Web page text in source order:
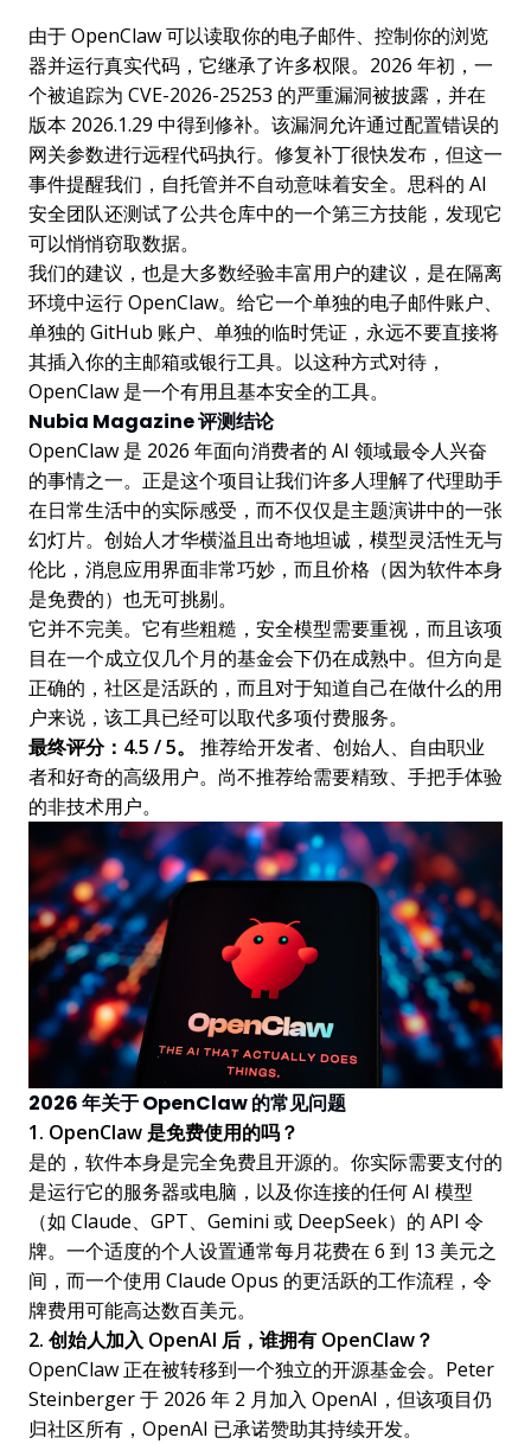
由于 OpenClaw 可以读取你的电子邮件、控制你的浏览
器并运行真实代码，它继承了许多权限。2026 年初，一
个被追踪为 CVE-2026-25253 的严重漏洞被披露，并在
版本 2026.1.29 中得到修补。该漏洞允许通过配置错误的
网关参数进行远程代码执行。修复补丁很快发布，但这一
事件提醒我们，自托管并不自动意味着安全。思科的 AI
安全团队还测试了公共仓库中的一个第三方技能，发现它
可以悄悄窃取数据。
我们的建议，也是大多数经验丰富用户的建议，是在隔离
环境中运行 OpenClaw。给它一个单独的电子邮件账户、
单独的 GitHub 账户、单独的临时凭证，永远不要直接将
其插入你的主邮箱或银行工具。以这种方式对待，
OpenClaw 是一个有用且基本安全的工具。
Nubia Magazine 评测结论
OpenClaw 是 2026 年面向消费者的 AI 领域最令人兴奋
的事情之一。正是这个项目让我们许多人理解了代理助手
在日常生活中的实际感受，而不仅仅是主题演讲中的一张
幻灯片。创始人才华横溢且出奇地坦诚，模型灵活性无与
伦比，消息应用界面非常巧妙，而且价格（因为软件本身
是免费的）也无可挑剔。
它并不完美。它有些粗糙，安全模型需要重视，而且该项
目在一个成立仅几个月的基金会下仍在成熟中。但方向是
正确的，社区是活跃的，而且对于知道自己在做什么的用
户来说，该工具已经可以取代多项付费服务。
最终评分：4.5 / 5。
推荐给开发者、创始人、自由职业
者和好奇的高级用户。尚不推荐给需要精致、手把手体验
的非技术用户。
2026 年关于 OpenClaw 的常见问题
1. OpenClaw 是免费使用的吗？
是的，软件本身是完全免费且开源的。你实际需要支付的
是运行它的服务器或电脑，以及你连接的任何 AI 模型
（如 Claude、GPT、Gemini 或 DeepSeek）的 API 令
牌。一个适度的个人设置通常每月花费在 6 到 13 美元之
间，而一个使用 Claude Opus 的更活跃的工作流程，令
牌费用可能高达数百美元。
2. 创始人加入 OpenAI 后，谁拥有 OpenClaw？
OpenClaw 正在被转移到一个独立的开源基金会。Peter
Steinberger 于 2026 年 2 月加入 OpenAI，但该项目仍
归社区所有，OpenAI 已承诺赞助其持续开发。